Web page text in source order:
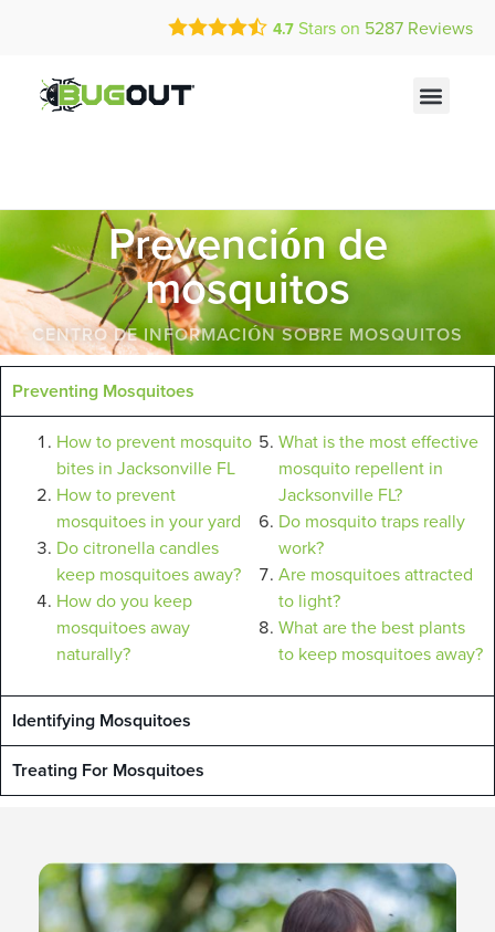
Call Today for a Free Quote!
4.7 Stars on 5287 Reviews
Prevención de
mosquitos
CENTRO DE INFORMACIÓN SOBRE MOSQUITOS
Preventing Mosquitoes
How to prevent mosquito
bites in Jacksonville FL
How to prevent
mosquitoes in your yard
Do citronella candles
keep mosquitoes away?
How do you keep
mosquitoes away
naturally?
What is the most effective
mosquito repellent in
Jacksonville FL?
Do mosquito traps really
work?
Are mosquitoes attracted
to light?
What are the best plants
to keep mosquitoes away?
Identifying Mosquitoes
Treating For Mosquitoes